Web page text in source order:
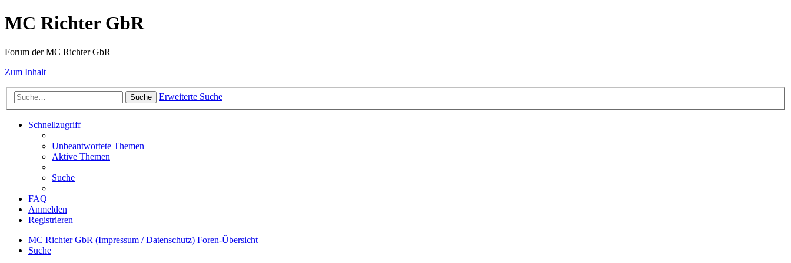
MC Richter GbR
Forum der MC Richter GbR
Zum Inhalt
Suche Erweiterte Suche
Schnellzugriff
Unbeantwortete Themen
Aktive Themen
Suche
FAQ
Anmelden
Registrieren
MC Richter GbR (Impressum / Datenschutz) Foren-Übersicht
Suche